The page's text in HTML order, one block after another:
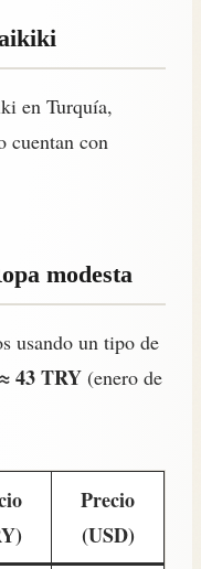
en Turquía,
cuentan con
modesta
usando un tipo de
43 TRY (enero de
Precio
(USD)